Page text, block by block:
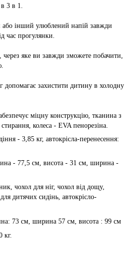
3 в 1.
або інший улюблений напій завжди
час прогулянки.
яке ви завжди зможете побачити,
допомагає захистити дитину в холодну
міцну конструкцію, тканина з
колеса - EVA пенорезіна.
- 3,85 кг, автокрісла-перенесення:
- 77,5 см, висота - 31 см, ширина -
чохол для ніг, чохол від дощу,
дитячих сидінь, автокрісло-
73 см, ширина 57 см, висота : 99 см
кг.